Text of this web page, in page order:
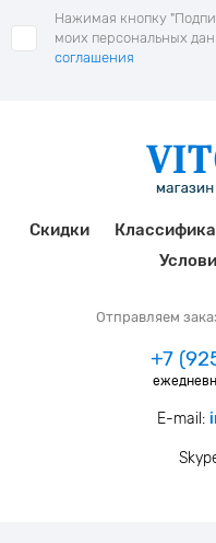
Нажимая кнопку
моих персональных
соглашения
Скидки
Отправляем
+7
E-mail: